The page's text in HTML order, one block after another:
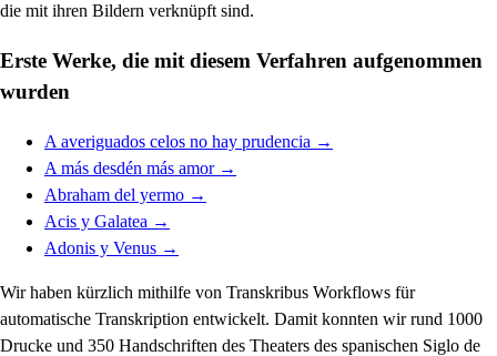
die mit ihren Bildern verknüpft sind.
Erste Werke, die mit diesem Verfahren aufgenommen
wurden
A averiguados celos no hay prudencia →
A más desdén más amor →
Abraham del yermo →
Acis y Galatea →
Adonis y Venus →
Wir haben kürzlich mithilfe von Transkribus Workflows für
automatische Transkription entwickelt. Damit konnten wir rund 1000
Drucke und 350 Handschriften des Theaters des spanischen Siglo de